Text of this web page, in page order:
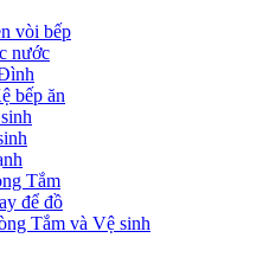
vòi bếp
nước
bếp ăn
Tắm
để đồ
Tắm và Vệ sinh